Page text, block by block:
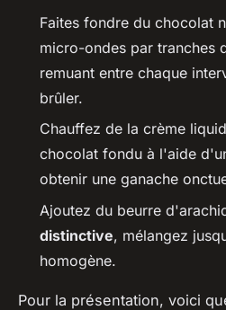
Faites fondre du chocolat
micro-ondes par tranches
remuant entre chaque
brûler.
Chauffez de la crème
chocolat fondu à l'aide
obtenir une ganache
Ajoutez du beurre
distinctive, mélangez
homogène.
Pour la présentation, voici